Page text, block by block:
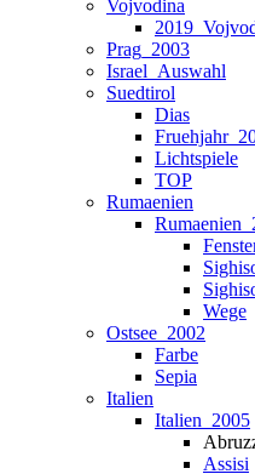
Vojvodina
Prag_2003
Israel_Auswahl
Suedtirol
Dias
Lichtspiele
TOP
Rumaenien
Wege
Ostsee_2002
Farbe
Sepia
Italien
Italien_2005
Assisi